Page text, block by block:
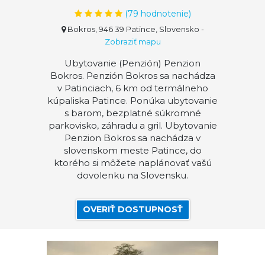
(79 hodnotenie)
Bokros, 946 39 Patince, Slovensko -
Zobraziť mapu
Ubytovanie (Penzión) Penzion
Bokros. Penzión Bokros sa nachádza
v Patinciach, 6 km od termálneho
kúpaliska Patince. Ponúka ubytovanie
s barom, bezplatné súkromné
parkovisko, záhradu a gril. Ubytovanie
Penzion Bokros sa nachádza v
slovenskom meste Patince, do
ktorého si môžete naplánovať vašú
dovolenku na Slovensku.
OVERIŤ DOSTUPNOSŤ